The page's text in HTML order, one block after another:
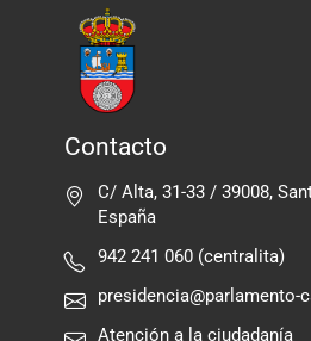
Contacto
C/ Alta, 31-33 / 39008,
España
942 241 060 (centralita)
presidencia@parlamento-
Atención a la ciudadanía